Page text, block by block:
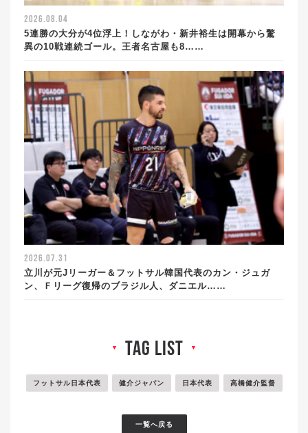
2026.08.04
5連勝の大分が4位浮上！しながわ・新井裕生は開幕から驚
異の10戦連続ゴール。王者名古屋も8……
2026.07.31
立川が元Jリーガー＆フットサル韓国代表のカン・ジュガ
ン、Ｆリーグ復帰のブラジル人、ダニエル……
▼ tag list ▼
フットサル日本代表 健介ジャパン 日本代表 高橋健介監督
一覧へ戻る